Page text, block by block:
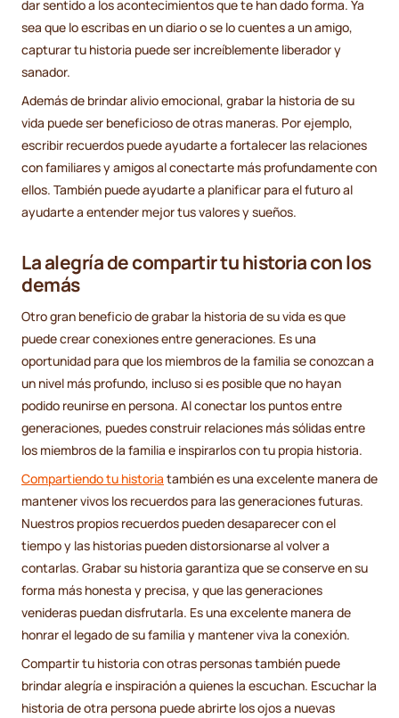
dar sentido a los acontecimientos que te han dado forma. Ya
sea que lo escribas en un diario o se lo cuentes a un amigo,
capturar tu historia puede ser increíblemente liberador y
sanador.
Además de brindar alivio emocional, grabar la historia de su
vida puede ser beneficioso de otras maneras. Por ejemplo,
escribir recuerdos puede ayudarte a fortalecer las relaciones
con familiares y amigos al conectarte más profundamente con
ellos. También puede ayudarte a planificar para el futuro al
ayudarte a entender mejor tus valores y sueños.
La alegría de compartir tu historia con los
demás
Otro gran beneficio de grabar la historia de su vida es que
puede crear conexiones entre generaciones. Es una
oportunidad para que los miembros de la familia se conozcan a
un nivel más profundo, incluso si es posible que no hayan
podido reunirse en persona. Al conectar los puntos entre
generaciones, puedes construir relaciones más sólidas entre
los miembros de la familia e inspirarlos con tu propia historia.
Compartiendo tu historia también es una excelente manera de
mantener vivos los recuerdos para las generaciones futuras.
Nuestros propios recuerdos pueden desaparecer con el
tiempo y las historias pueden distorsionarse al volver a
contarlas. Grabar su historia garantiza que se conserve en su
forma más honesta y precisa, y que las generaciones
venideras puedan disfrutarla. Es una excelente manera de
honrar el legado de su familia y mantener viva la conexión.
Compartir tu historia con otras personas también puede
brindar alegría e inspiración a quienes la escuchan. Escuchar la
historia de otra persona puede abrirte los ojos a nuevas